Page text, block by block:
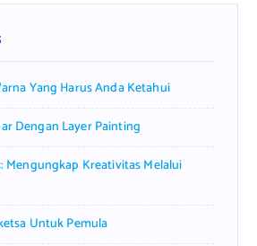
Yang Harus Anda Ketahui
Dengan Layer Painting
Mengungkap Kreativitas Melalui
Untuk Pemula